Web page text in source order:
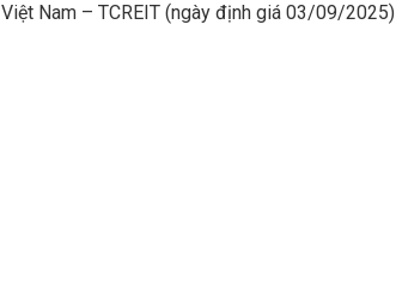
Nam – TCREIT (ngày định giá 03/09/2025)